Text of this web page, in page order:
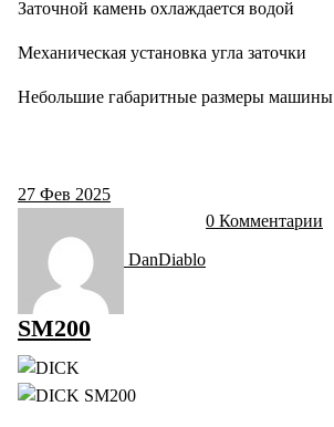
Заточной камень охлаждается водой
Механическая установка угла заточки
Небольшие габаритные размеры машины
27 Фев 2025
DanDiablo
0 Комментарии
SM200